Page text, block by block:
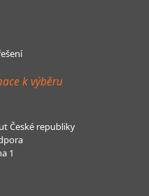
k výběru
České republiky
1